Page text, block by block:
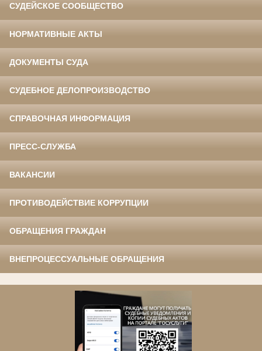
СУДЕЙСКОЕ СООБЩЕСТВО
НОРМАТИВНЫЕ АКТЫ
ДОКУМЕНТЫ СУДА
СУДЕБНОЕ ДЕЛОПРОИЗВОДСТВО
СПРАВОЧНАЯ ИНФОРМАЦИЯ
ПРЕСС-СЛУЖБА
ВАКАНСИИ
ПРОТИВОДЕЙСТВИЕ КОРРУПЦИИ
ОБРАЩЕНИЯ ГРАЖДАН
ВНЕПРОЦЕССУАЛЬНЫЕ ОБРАЩЕНИЯ